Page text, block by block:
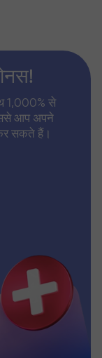
1,000% से
आप अपने
सकते हैं।